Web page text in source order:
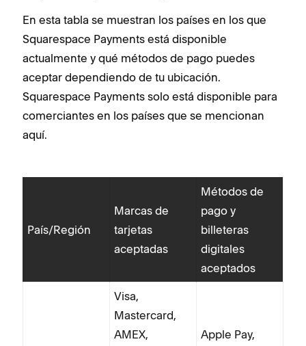
En esta tabla se muestran los países en los que
Squarespace Payments está disponible
actualmente y qué métodos de pago puedes
aceptar dependiendo de tu ubicación.
Squarespace Payments solo está disponible para
comerciantes en los países que se mencionan
aquí.
País/Región
Marcas de
tarjetas
aceptadas
Métodos de
pago y
billeteras
digitales
aceptados
Visa,
Mastercard,
AMEX,
Apple Pay,